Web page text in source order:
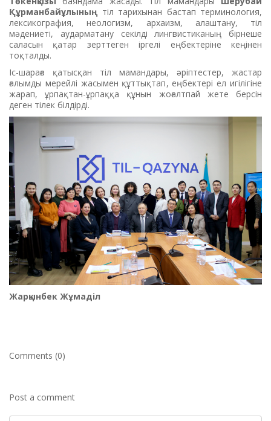
Құрманбайұлының тіл тарихынан бастап терминология,
лексикография, неологизм, архаизм, алаштану, тіл
мәдениеті, аударматану секілді лингвистиканың бірнеше
саласын қатар зерттеген іргелі еңбектеріне кеңінен
тоқталды.
Іс-шараға қатысқан тіл мамандары, әріптестер, жастар
ғалымды мерейлі жасымен құттықтап, еңбектері ел игілігіне
жарап, ұрпақтан-ұрпаққа құнын жоғалтпай жете берсін
деген тілек білдірді.
Жарқынбек Жұмаділ
Comments (0)
Post a comment